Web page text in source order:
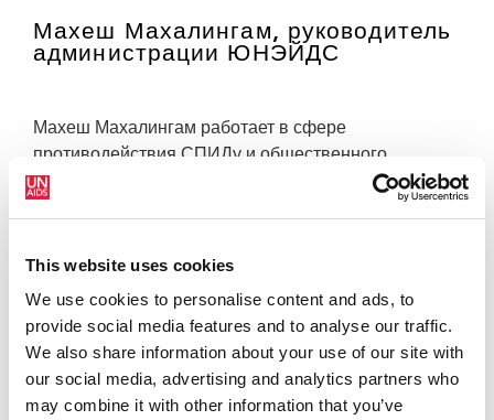
This website uses cookies
We use cookies to personalise content and ads, to
provide social media features and to analyse our traffic.
We also share information about your use of our site with
our social media, advertising and analytics partners who
may combine it with other information that you’ve
Махеш Махалингам, руководитель
администрации ЮНЭЙДС
Махеш Махалингам работает в сфере
противодействия СПИДу и общественного
здравоохранения уже более 30 лет. В октябре 2023
В ЮНЭЙДС он пришел в 2000 году и с тех пор
успел поработать на нескольких высоких постах в
организации. Перед тем как перейти на текущую
должность, г-н Махалингам был старшим
советником в администрации исполнительного
директора. Ранее он занимал должность директора